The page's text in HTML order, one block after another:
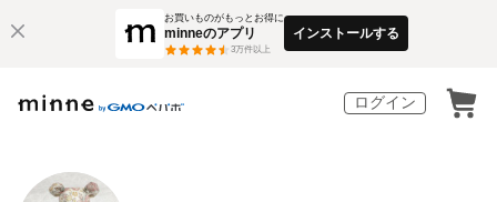
お買いものがもっとお得に
minneのアプリ
3万件以上
インストールする
ログイン